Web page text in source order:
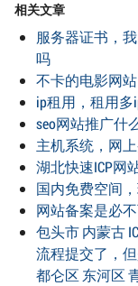
相关文章
服务器证书，
吗
不卡的电影网
ip租用，租用
seo网站推广什
主机系统，网
湖北快速ICP网
国内免费空间
网站备案是必
包头市 内蒙古
流程提交了，
都仑区 东河区